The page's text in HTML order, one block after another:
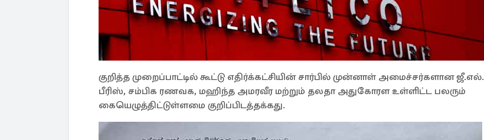
குறித்த முறைப்பாட்டில் கூட்டு எதிர்க்கட்சியின் சார்பில் முன்னாள் அமைச்சர்களான ஜீ.எல்.
பீரிஸ், சம்பிக ரணவக, மஹிந்த அமரவீர மற்றும் தலதா அதுகோரள உள்ளிட்ட பலரும்
கையெழுத்திட்டுள்ளமை குறிப்பிடத்தக்கது.